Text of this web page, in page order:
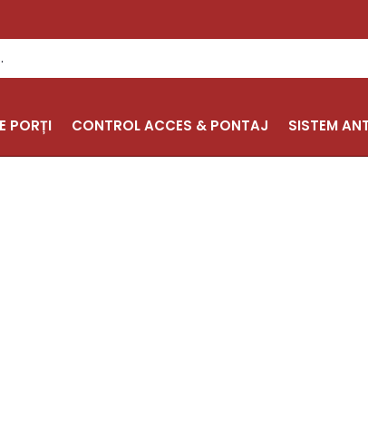
PORȚI CONTROL ACCES & PONTAJ SISTEM